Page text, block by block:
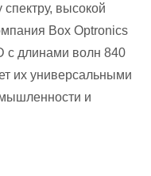
высокой
Box Optronics
с длинами волн 840
их универсальными
и